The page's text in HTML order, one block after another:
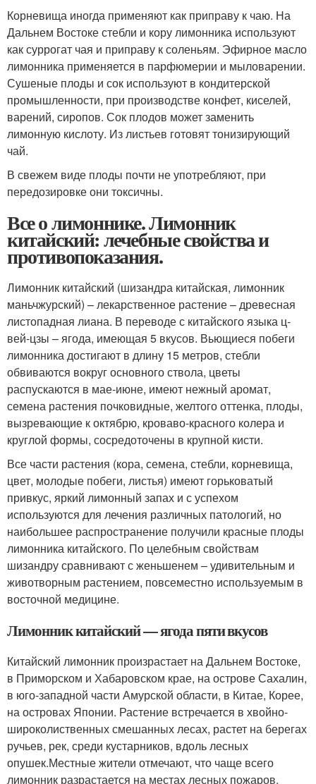
Корневища иногда применяют как приправу к чаю. На
Дальнем Востоке стебли и кору лимонника используют
как суррогат чая и приправу к соленьям. Эфирное масло
лимонника применяется в парфюмерии и мыловарении.
Сушеные плоды и сок используют в кондитерской
промышленности, при производстве конфет, киселей,
варений, сиропов. Сок плодов может заменить
лимонную кислоту. Из листьев готовят тонизирующий
чай.
В свежем виде плоды почти не употребляют, при
передозировке они токсичны.
Все о лимоннике. Лимонник
китайский: лечебные свойства и
противопоказания.
Лимонник китайский (шизандра китайская, лимонник
маньчжурский) – лекарственное растение – древесная
листопадная лиана. В переводе с китайского языка ц-
вей-цзы – ягода, имеющая 5 вкусов. Вьющиеся побеги
лимонника достигают в длину 15 метров, стебли
обвиваются вокруг основного ствола, цветы
распускаются в мае-июне, имеют нежный аромат,
семена растения почковидные, желтого оттенка, плоды,
вызревающие к октябрю, кроваво-красного колера и
круглой формы, сосредоточены в крупной кисти.
Все части растения (кора, семена, стебли, корневища,
цвет, молодые побеги, листья) имеют горьковатый
привкус, яркий лимонный запах и с успехом
используются для лечения различных патологий, но
наибольшее распространение получили красные плоды
лимонника китайского. По целебным свойствам
шизандру сравнивают с женьшенем – удивительным и
животворным растением, повсеместно используемым в
восточной медицине.
Лимонник китайский — ягода пяти вкусов
Китайский лимонник произрастает на Дальнем Востоке,
в Приморском и Хабаровском крае, на острове Сахалин,
в юго-западной части Амурской области, в Китае, Корее,
на островах Японии. Растение встречается в хвойно-
широколиственных смешанных лесах, растет на берегах
ручьев, рек, среди кустарников, вдоль лесных
опушек.Местные жители отмечают, что чаще всего
лимонник разрастается на местах лесных пожаров.